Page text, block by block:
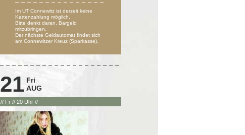
Im UT Connewitz ist derzeit keine
Kartenzahlung möglich.
Bitte denkt daran, Bargeld
mitzubringen.
Der nächste Geldautomat findet sich
am Connewitzer Kreuz (Sparkasse).
21 Fri
AUG
// Fr // 20 Uhr //